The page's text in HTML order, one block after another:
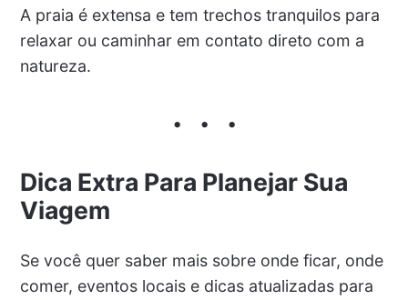
A praia é extensa e tem trechos tranquilos para
relaxar ou caminhar em contato direto com a
natureza.
Dica Extra Para Planejar Sua
Viagem
Se você quer saber mais sobre onde ficar, onde
comer, eventos locais e dicas atualizadas para